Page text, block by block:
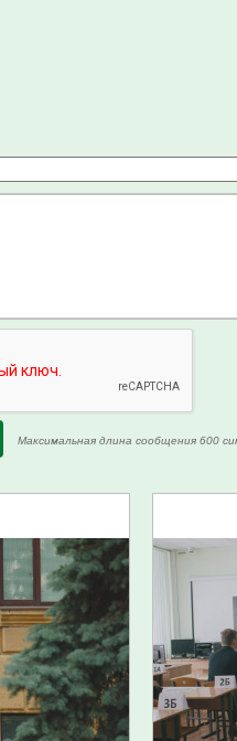
Максимальная длина сообщения 600